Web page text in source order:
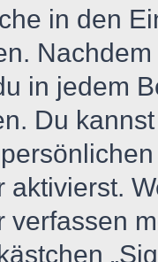
in den
in jedem
Du
aktivierst.
verfassen